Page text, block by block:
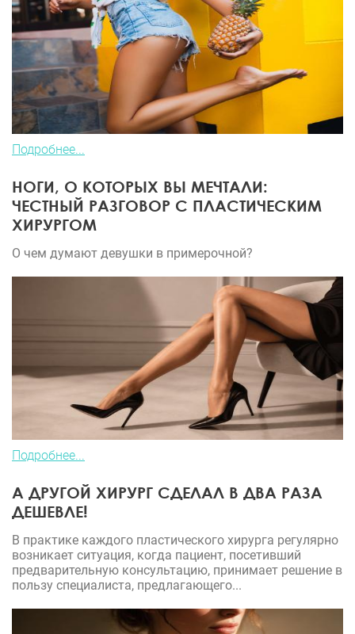
Подробнее...
НОГИ, О КОТОРЫХ ВЫ МЕЧТАЛИ:
ЧЕСТНЫЙ РАЗГОВОР С ПЛАСТИЧЕСКИМ
ХИРУРГОМ
О чем думают девушки в примерочной?
Подробнее...
А ДРУГОЙ ХИРУРГ СДЕЛАЛ В ДВА РАЗА
ДЕШЕВЛЕ!
В практике каждого пластического хирурга регулярно
возникает ситуация, когда пациент, посетивший
предварительную консультацию, принимает решение в
пользу специалиста, предлагающего...